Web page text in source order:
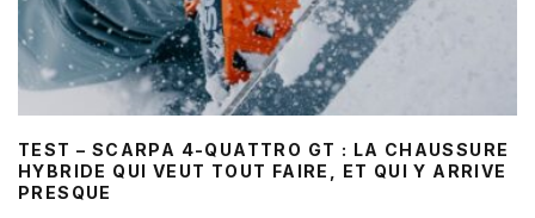
TEST – SCARPA 4-QUATTRO GT : LA CHAUSSURE
HYBRIDE QUI VEUT TOUT FAIRE, ET QUI Y ARRIVE
PRESQUE